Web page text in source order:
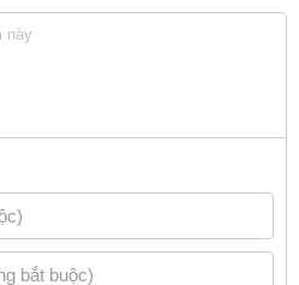
Việt Nam gồm tám
trăn trở của tác giả về những rào
Nam phát triển dưới mức tiềm
yếu tố nền móng Việt Nam cần
đi đến phồn vinh.